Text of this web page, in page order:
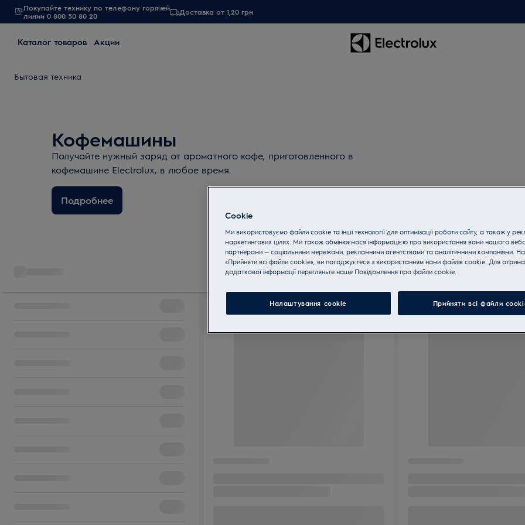
Покупайте технику по телефону горячей
линии 0 800 50 80 20
Доставка от 1,20 грн
Каталог товаров Акции
Бытовая техника
Кофемашины
Получайте нужный заряд от ароматного кофе, приготовленного в
кофемашине Electrolux, в любое время.
Подробнее
Cookie
Ми використовуємо файли cookie та інші технології для оптимізації роботи сайту, а також у
маркетингових цілях. Ми також обмінюємося інформацією про використання вами нашого
партнерами — соціальними мережами, рекламними агентствами та аналітичними компаніями.
«Прийняти всі файли cookie», ви погоджуєтеся з використанням нами файлів cookie. Для
додаткової інформації перегляньте наше Пoвідомлення прo файли cookie.
Налаштування cookie Прийняти всі файли